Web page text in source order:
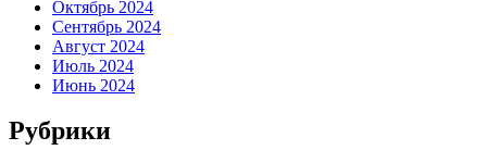
Октябрь 2024
Сентябрь 2024
Август 2024
Июль 2024
Июнь 2024
Рубрики